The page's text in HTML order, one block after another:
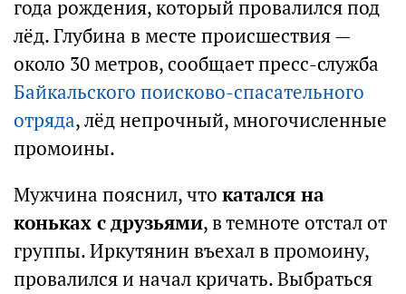
года рождения, который провалился под
лёд. Глубина в месте происшествия —
около 30 метров, сообщает пресс-служба
Байкальского поисково-спасательного
отряда, лёд непрочный, многочисленные
промоины.
Мужчина пояснил, что катался на
коньках с друзьями, в темноте отстал от
группы. Иркутянин въехал в промоину,
провалился и начал кричать. Выбраться